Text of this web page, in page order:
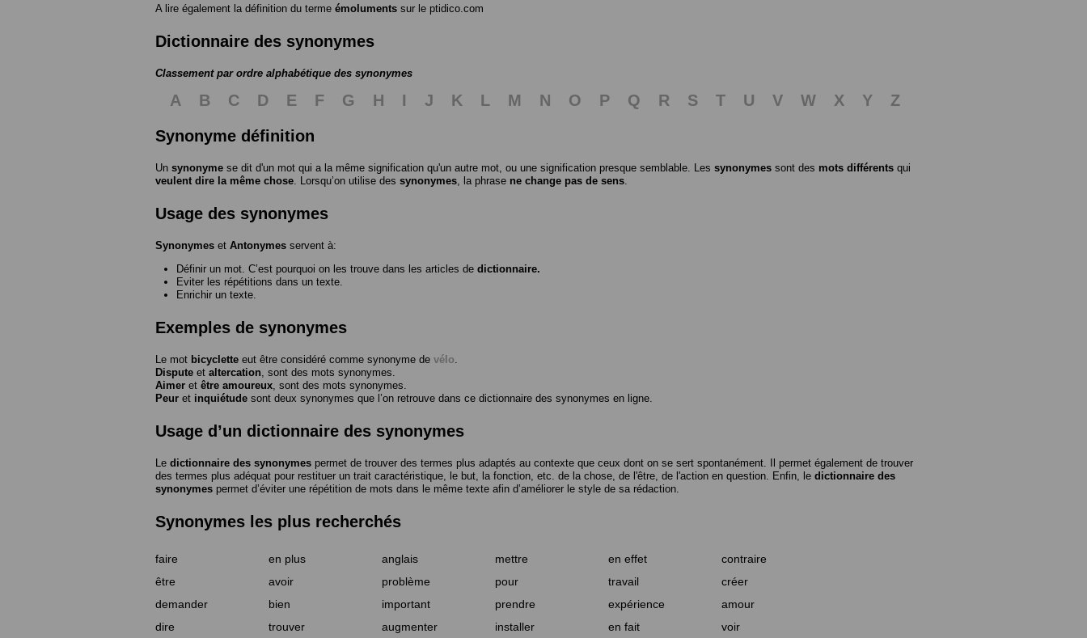
A lire également la définition du terme émoluments sur le ptidico.com
Dictionnaire des synonymes
Classement par ordre alphabétique des synonymes
A B C D E F G H I J K L M N O P Q R S T U V W X Y
Z
Synonyme définition
Un synonyme se dit d'un mot qui a la même signification qu'un autre mot, ou une signification presque semblable. Les synonymes sont des mots différents qui
veulent dire la même chose . Lorsqu’on utilise des synonymes , la phrase ne change pas de sens
Usage des synonymes
Synonymes et Antonymes servent à:
Définir un mot. C’est pourquoi on les trouve dans les articles de dictionnaire.
Eviter les répétitions dans un texte.
Enrichir un texte.
Exemples de synonymes
Le mot bicyclette eut être considéré comme synonyme de vélo
Dispute et altercation , sont des mots synonymes.
Aimer et être amoureux , sont des mots synonymes.
Peur et inquiétude sont deux synonymes que l’on retrouve dans ce dictionnaire des synonymes en ligne.
Usage d’un dictionnaire des synonymes
Le dictionnaire des synonymes permet de trouver des termes plus adaptés au contexte que ceux dont on se sert spontanément. Il permet également de trouver
des termes plus adéquat pour restituer un trait caractéristique, le but, la fonction, etc. de la chose, de l'être, de l'action en question. Enfin, le dictionnaire des
synonymes permet d’éviter une répétition de mots dans le même texte afin d’améliorer le style de sa rédaction.
Synonymes les plus recherchés
faire en plus anglais mettre en effet
contraire
être
avoir problème pour travail
créer
demander
bien important prendre expérience
amour
dire
trouver augmenter installer en fait voir